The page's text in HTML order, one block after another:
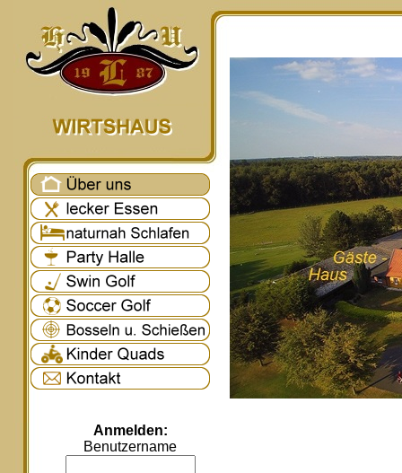
Anmelden:
Benutzername